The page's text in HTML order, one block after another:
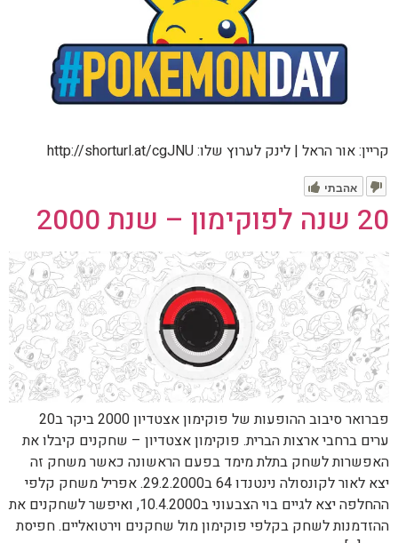
קריין: אור הראל | לינק לערוץ שלו: http://shorturl.at/cgJNU
אהבתי
20 שנה לפוקימון – שנת 2000
פברואר סיבוב ההופעות של פוקימון אצטדיון 2000 ביקר ב20
ערים ברחבי ארצות הברית. פוקימון אצטדיון – שחקנים קיבלו את
האפשרות לשחק בתלת מימד בפעם הראשונה כאשר משחק זה
יצא לאור לקונסולה נינטנדו 64 ב29.2.2000. אפריל משחק קלפי
ההחלפה יצא לגיים בוי הצבעוני ב10.4.2000, ואיפשר לשחקנים את
ההזדמנות לשחק בקלפי פוקימון מול שחקנים וירטואליים. חפיסת